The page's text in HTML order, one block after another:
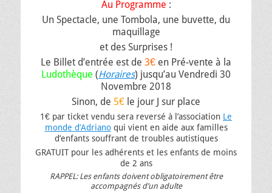
Au Programme :
Un Spectacle, une Tombola, une buvette, du
maquillage
et des Surprises !
Le Billet d’entrée est de 3€ en Pré-vente à la
Ludothèque (Horaires) jusqu’au Vendredi 30
Novembre 2018
Sinon, de 5€ le jour J sur place
1€ par ticket vendu sera reversé à l’association Le
monde d’Adrianoqui vient en aide aux familles
d’enfants souffrant de troubles autistiques
GRATUIT pour les adhérents et les enfants de moins
de 2 ans
RAPPEL: Les enfants doivent obligatoirement être
accompagnés d’un adulte